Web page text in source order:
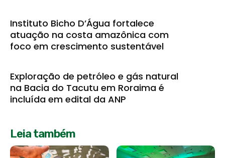
Instituto Bicho D’Água fortalece
atuação na costa amazônica com
foco em crescimento sustentável
Exploração de petróleo e gás natural
na Bacia do Tacutu em Roraima é
incluída em edital da ANP
Leia também